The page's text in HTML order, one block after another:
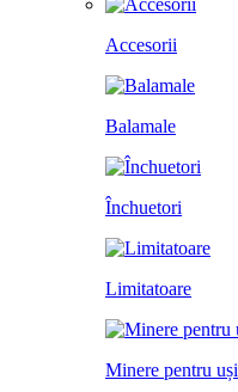
Accesorii
Balamale
Închuetori
Limitatoare
Minere pentru uși